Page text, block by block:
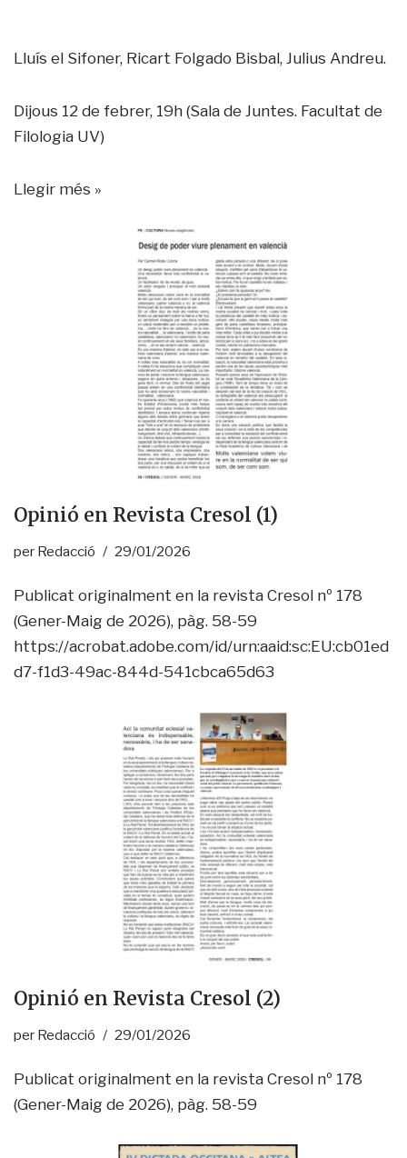
Lluís el Sifoner, Ricart Folgado Bisbal, Julius Andreu.
Dijous 12 de febrer, 19h (Sala de Juntes. Facultat de
Filologia UV)
Llegir més »
Opinió en Revista Cresol (1)
per Redacció 29/01/2026
Publicat originalment en la revista Cresol nº 178
(Gener-Maig de 2026), pàg. 58-59
https://acrobat.adobe.com/id/urn:aaid:sc:EU:cb01ed
d7-f1d3-49ac-844d-541cbca65d63
Opinió en Revista Cresol (2)
per Redacció 29/01/2026
Publicat originalment en la revista Cresol nº 178
(Gener-Maig de 2026), pàg. 58-59